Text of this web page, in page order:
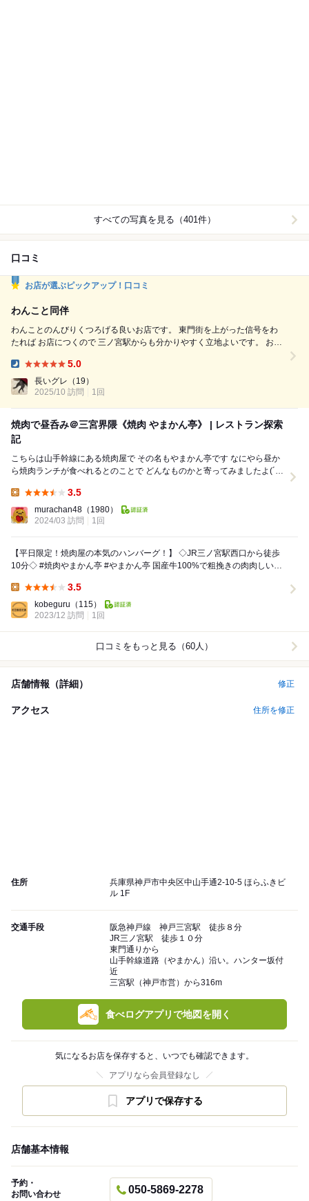
すべての写真を見る（401件）
口コミ
お店が選ぶピックアップ！口コミ
わんこと同伴
わんことのんびりくつろげる良いお店です。 東門街を上がった信号をわ
たれば お店につくので 三ノ宮駅からも分かりやすく立地よいです。 お肉
せました。
5.0
長いグレ （19）
2025/10 訪問
1回
焼肉で昼呑み＠三宮界隈《焼肉 やまかん亭》 | レストラン探索
記
こちらは山手幹線にある焼肉屋で その名もやまかん亭です なにやら昼か
ら焼肉ランチが食べれるとのことで どんなものかと寄ってみましたよ(´▽
3.5
murachan48 （1980）
2024/03 訪問
1回
【平日限定！焼肉屋の本気のハンバーグ！】 ◇JR三ノ宮駅西口から徒歩
10分◇ #焼肉やまかん亭 #やまかん亭 国産牛100%で粗挽きの肉肉しい系
3.5
kobeguru （115）
2023/12 訪問
1回
口コミをもっと見る（60人）
店舗情報（詳細） 修正
アクセス 住所を修正
住所
兵庫県神戸市中央区中山手通2-10-5 ほらふきビ
ル 1F
交通手段
阪急神戸線 神戸三宮駅 徒歩８分
JR三ノ宮駅 徒歩１０分
東門通りから
山手幹線道路（やまかん）沿い。ハンター坂付
近
三宮駅（神戸市営）から316m
食べログアプリで地図を開く
気になるお店を保存すると、いつでも確認できます。
アプリなら会員登録なし
アプリで保存する
店舗基本情報
予約・
お問い合わせ
050-5869-2278